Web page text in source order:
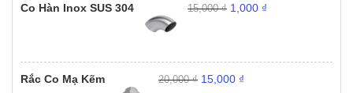
Co Hàn Inox SUS 304 15,000₫
gốc
1,000 ₫
Rắc Co Mạ Kẽm
20,000₫
gốc
15,000 ₫